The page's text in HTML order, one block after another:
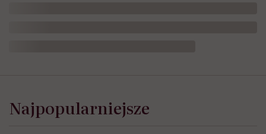
Najpopularniejsze